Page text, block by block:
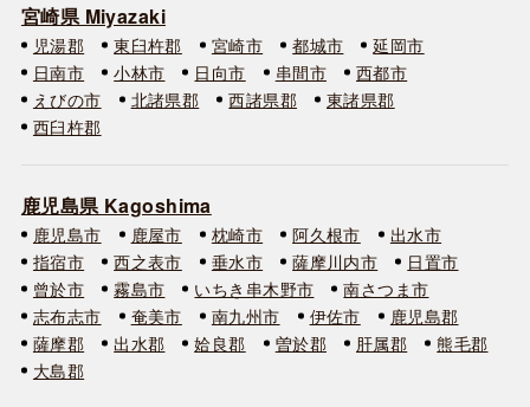
宮崎県 Miyazaki
児湯郡 東臼杵郡 宮崎市 都城市
延岡市
日南市
小林市 日向市 串間市
西都市
えびの市
北諸県郡 西諸県郡
東諸県郡
西臼杵郡
鹿児島県 Kagoshima
鹿児島市 鹿屋市 枕崎市 阿久根市
出水市
指宿市
西之表市 垂水市 薩摩川内市
日置市
曾於市
霧島市 いちき串木野市
南さつま市
志布志市
奄美市 南九州市 伊佐市
鹿児島郡
薩摩郡
出水郡 姶良郡 曽於郡 肝属郡
熊毛郡
大島郡